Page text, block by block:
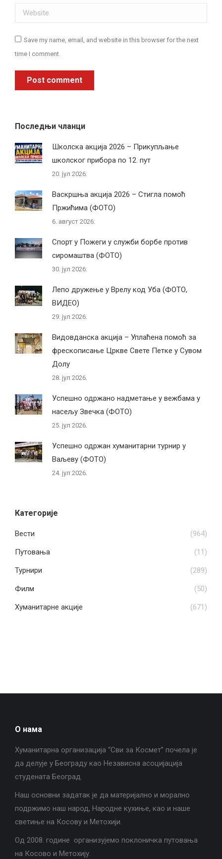
Website
Save my name, email, and website in this browser for the next
time I comment.
Post comment
Последњи чланци
Школска акција 2026 – Прикупљање
школског прибора по 12. пут
20. јул 2026.
Васкршња акција 2026 – Стигла помоћ
Пржићима (ФОТО)
6. август 2026.
Спорт у Пожеги у служби борбе против
сиромаштва (ФОТО)
30. јул 2026.
Лепо дружење у Врелу код Уба (ФОТО,
ВИДЕО)
29. јул 2026.
Видовданска акција – Уплаћена помоћ за
фрескописање Цркве Свете Петке у Сувом
Долу
28. јул 2026.
Успешно одржано надметање у вежбама у
насељу Звечка (ФОТО)
25. јул 2026.
Успешно одржан хуманитарни турнир у
Ваљеву (ФОТО)
24. јул 2026.
Категорије
Вести (964)
Путовања (11)
Турнири (289)
Филм (50)
Хуманитарне акције (671)
О нама
Хуманитарна организација “Сви за Космет” почела је
да делује у Београду као Независна асоцијација
студената Београд.
Наш основни задатак је да материјално и морално
подржимо наш народ, Народне кухиње, као и наше
светиње на Косову и Метохији.
Од 2008. године организујемо поклоничка путовања
на Косово и Метохију.